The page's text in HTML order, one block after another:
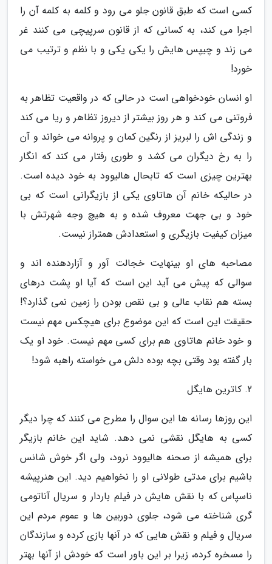
کسی است که طبق قانون جلو می رود و کلمه به کلمه آن را
اجرا می کند، به کسانی که از قانون سرپیچی می کنند غر
می زند و چیپس هایش را یکی یکی و با نظم و ترتیب می
خورد!
او انسان خودخواهی است در حالی که در واقعیت تظاهر به
فروتنی می کند و هر روز بیشتر از دیروز تظاهر و ریا می کند
و زندگی اش را لبریز از رنگین کمان و پروانه می خواند و آن
را به رخ دیگران می کشد و طوری رفتار می کند که انگار
بهترین چیزی است که تابحال هالیوود به خود دیده است.
در حالیکه خانم آن هاتاوی یکی از بازیگرانی است که بی
خود و بی جهت معروف شده و به هیچ وجه شهرتش با
میزان کیفیت بازیگری و استعدادش همتراز نیست.
مصاحبه های او بینهایت خجالت آور و آزاردهنده اند و
سوالی که پیش می آید این است که آیا او پشت درهای
بسته هم نقاب عالی و بی نقص بودن را زمین نمی گذارد؟!
حقیقت این است که این موضوع برای هیچکس مهم نیست
و خود خانم هاتاوی هم برای کسی مهم نیست. خود او یک
بار گفته بود وقتی بچه بوده دلش می خواسته راهبه شود!
2. کاترین هایگل
این روزها رسانه ها این سوال را مطرح می کنند که چرا دیگر
کسی به هایگل نقشی نمی دهد. شاید این خانم بازیگر
برای همیشه از صحنه هالیوود نرود، ولی اگر خوش شانس
باشیم برای مدتی طولانی او را نخواهیم دید. این هنرپیشه
ناسپاس که با نقش هایش در فیلم باردار و سریال آناتومی
گری شناخته می شود، جلوی دوربین ها و عموم مردم این
سریال و فیلم و نقش هایی که در آنها بازی کرده و سازندگان
را مسخره کرده، زیرا بر این باور است که خودش از آنها بهتر